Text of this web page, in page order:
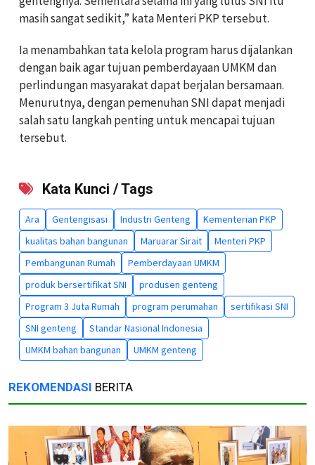
masih sangat sedikit,” kata Menteri PKP tersebut.
Ia menambahkan tata kelola program harus dijalankan
dengan baik agar tujuan pemberdayaan UMKM dan
perlindungan masyarakat dapat berjalan bersamaan.
Menurutnya, dengan pemenuhan SNI dapat menjadi
salah satu langkah penting untuk mencapai tujuan
tersebut.
Kata Kunci / Tags
Ara Gentengisasi Industri Genteng
Kementerian PKP
kualitas bahan bangunan
Maruarar Sirait
Menteri PKP
Pembangunan Rumah
Pemberdayaan UMKM
produk bersertifikat SNI
produsen genteng
Program 3 Juta Rumah
program perumahan
sertifikasi SNI
SNI genteng
Standar Nasional Indonesia
UMKM bahan bangunan
UMKM genteng
REKOMENDASI BERITA